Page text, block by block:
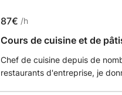
sont construites autour des
concentration, préparation aux
dans le cadre d’un trouble des
J’enseigne toutes les
87€ /h
Cours de cuisine et de
Chef de cuisine depuis de
restaurants d'entreprise, je